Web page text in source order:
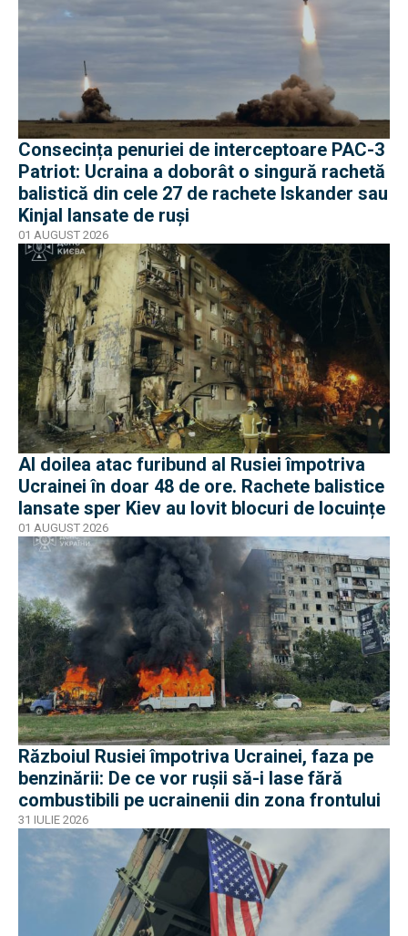
Consecința penuriei de interceptoare PAC-3
Patriot: Ucraina a doborât o singură rachetă
balistică din cele 27 de rachete Iskander sau
Kinjal lansate de ruși
01 AUGUST 2026
Al doilea atac furibund al Rusiei împotriva
Ucrainei în doar 48 de ore. Rachete balistice
lansate sper Kiev au lovit blocuri de locuințe
01 AUGUST 2026
Războiul Rusiei împotriva Ucrainei, faza pe
benzinării: De ce vor rușii să-i lase fără
combustibili pe ucrainenii din zona frontului
31 IULIE 2026